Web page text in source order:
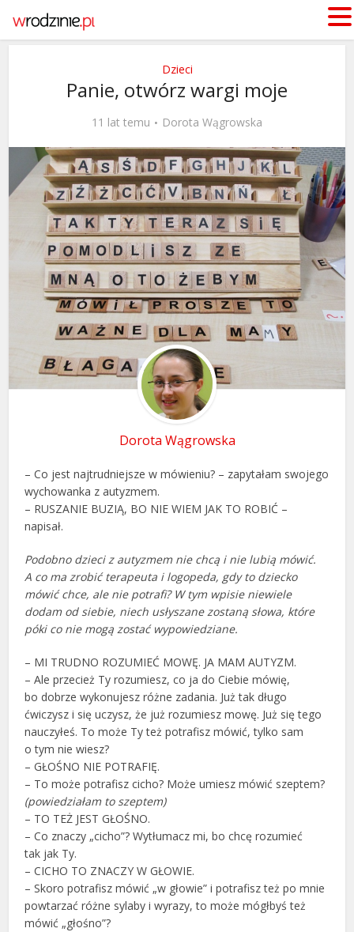
Dzieci
Panie, otwórz wargi moje
11 lat temu Dorota Wągrowska
Dorota Wągrowska
– Co jest najtrudniejsze w mówieniu? – zapytałam swojego
wychowanka z autyzmem.
– RUSZANIE BUZIĄ, BO NIE WIEM JAK TO ROBIĆ –
napisał.
Podobno dzieci z autyzmem nie chcą i nie lubią mówić.
A co ma zrobić terapeuta i logopeda, gdy to dziecko
mówić chce, ale nie potrafi? W tym wpisie niewiele
dodam od siebie, niech usłyszane zostaną słowa, które
póki co nie mogą zostać wypowiedziane.
– MI TRUDNO ROZUMIEĆ MOWĘ. JA MAM AUTYZM.
– Ale przecież Ty rozumiesz, co ja do Ciebie mówię,
bo dobrze wykonujesz różne zadania. Już tak długo
ćwiczysz i się uczysz, że już rozumiesz mowę. Już się tego
nauczyłeś. To może Ty też potrafisz mówić, tylko sam
o tym nie wiesz?
– GŁOŚNO NIE POTRAFIĘ.
– To może potrafisz cicho? Może umiesz mówić szeptem?
(powiedziałam to szeptem)
– TO TEŻ JEST GŁOŚNO.
– Co znaczy „cicho”? Wytłumacz mi, bo chcę rozumieć
tak jak Ty.
– CICHO TO ZNACZY W GŁOWIE.
– Skoro potrafisz mówić „w głowie” i potrafisz też po mnie
powtarzać różne sylaby i wyrazy, to może mógłbyś też
mówić „głośno”?